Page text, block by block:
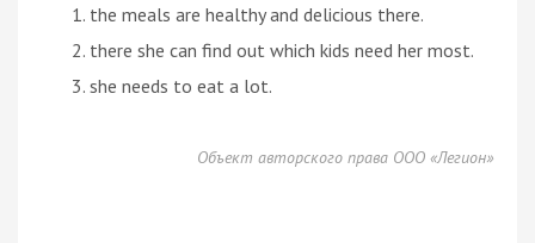
the meals are healthy and delicious there.
there she can find out which kids need her most.
she needs to eat a lot.
Объект авторского права ООО «Легион»